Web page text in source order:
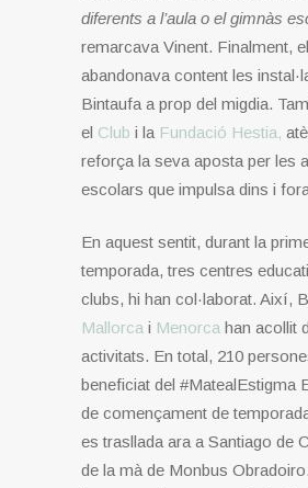
diferents a l’aula o el gimnàs
remarcava Vinent. Finalment,
abandonava content les
Bintaufa a prop del migdia.
el Club i la Fundació Hestia,
reforça la seva aposta per les
escolars que impulsa dins i
En aquest sentit, durant la
temporada, tres centres
clubs, hi han col·laborat. Així,
Mallorca i Menorca han acollit
activitats. En total, 210
beneficiat del #MatealEstigma
de començament de
es trasllada ara a Santiago de
de la mà de Monbus